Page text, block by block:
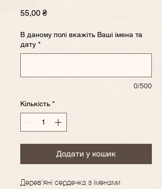
55,00 ₴Ціна
В даному полі вкажіть Ваші імена та
дату *
0/500
Кількість *
Додати у кошик
Дерев'яні сердечка з іменами